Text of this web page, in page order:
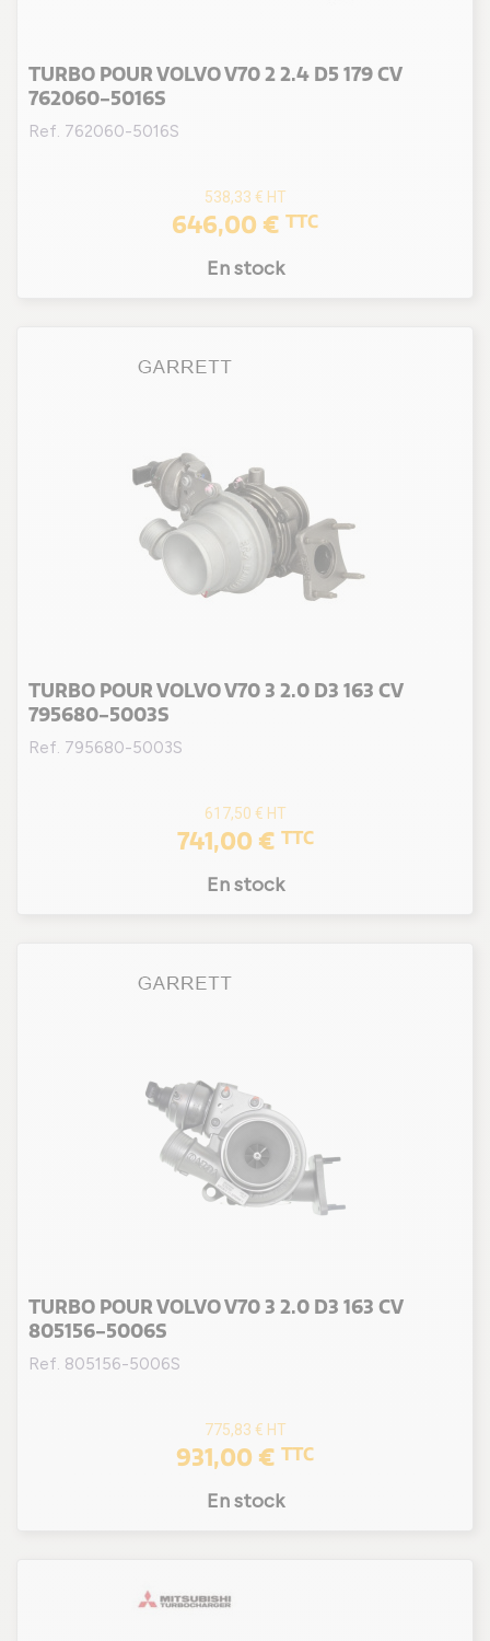
TURBO POUR VOLVO V70 2 2.4 D5 179 CV
762060-5016S
Ref. 762060-5016S
538,33 € HT
646,00 € TTC
En stock
TURBO POUR VOLVO V70 3 2.0 D3 163 CV
795680-5003S
Ref. 795680-5003S
617,50 € HT
741,00 € TTC
En stock
TURBO POUR VOLVO V70 3 2.0 D3 163 CV
805156-5006S
Ref. 805156-5006S
775,83 € HT
931,00 € TTC
En stock